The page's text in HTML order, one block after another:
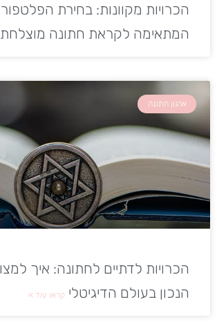
הכרויות מקוונות: בחירת
המתאימה לקראת חתונה מוצלחת
ארגון חתונה
הכרויות לדתיים לחתונה: איך
הנכון בעולם הדיגיטלי קראו עוד »